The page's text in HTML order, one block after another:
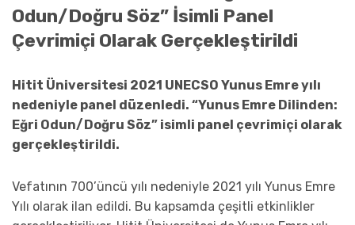
Odun/Doğru Söz” İsimli Panel
Çevrimiçi Olarak Gerçekleştirildi
Hitit Üniversitesi 2021 UNECSO Yunus Emre yılı
nedeniyle panel düzenledi. “Yunus Emre Dilinden:
Eğri Odun/Doğru Söz” isimli panel çevrimiçi olarak
gerçekleştirildi.
Vefatının 700’üncü yılı nedeniyle 2021 yılı Yunus Emre
Yılı olarak ilan edildi. Bu kapsamda çeşitli etkinlikler